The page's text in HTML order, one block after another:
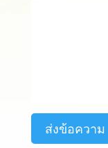
ส่งข้อความ